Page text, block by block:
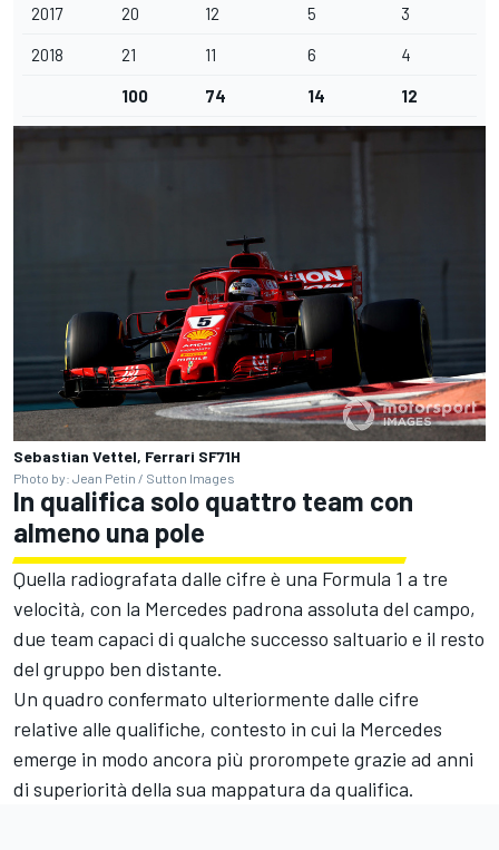
2017 20 12 5 3
2018 21 11 6 4
100 74 14 12
Sebastian Vettel, Ferrari SF71H
Photo by: Jean Petin / Sutton Images
In qualifica solo quattro team con
almeno una pole
Quella radiografata dalle cifre è una Formula 1 a tre
velocità, con la Mercedes padrona assoluta del campo,
due team capaci di qualche successo saltuario e il resto
del gruppo ben distante.
Un quadro confermato ulteriormente dalle cifre
relative alle qualifiche, contesto in cui la Mercedes
emerge in modo ancora più prorompete grazie ad anni
di superiorità della sua mappatura da qualifica.